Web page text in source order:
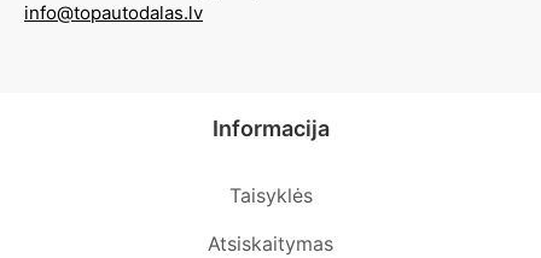
info@topautodalas.lv
Informacija
Taisyklės
Atsiskaitymas